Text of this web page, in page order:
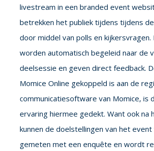
livestream in een branded event
betrekken het publiek tijdens tijdens
door middel van polls en kijkersvragen.
worden automatisch begeleid naar de
deelsessie en geven direct feedback.
Momice Online gekoppeld is aan de
communicatiesoftware van Momice, is
ervaring hiermee gedekt. Want ook na
kunnen de doelstellingen van het
gemeten met een enquête en wordt